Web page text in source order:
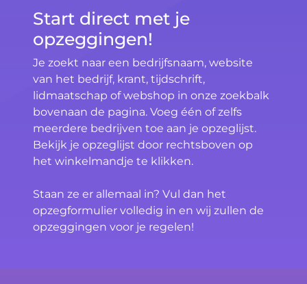
Start direct met je
opzeggingen!
Je zoekt naar een bedrijfsnaam, website
van het bedrijf, krant, tijdschrift,
lidmaatschap of webshop in onze zoekbalk
bovenaan de pagina. Voeg één of zelfs
meerdere bedrijven toe aan je opzeglijst.
Bekijk je opzeglijst door rechtsboven op
het winkelmandje te klikken.
Staan ze er allemaal in? Vul dan het
opzegformulier volledig in en wij zullen de
opzeggingen voor je regelen!